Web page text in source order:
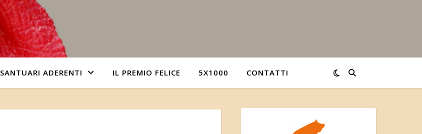
SANTUARI ADERENTI IL PREMIO FELICE 5X1000 CONTATTI